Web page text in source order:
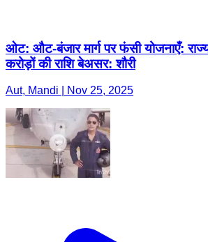
ओट: औट-बंजार मार्ग पर फंसी योजनाएँ:
करोड़ों की राशि बेअसर: शौरी
Aut, Mandi | Nov 25, 2025